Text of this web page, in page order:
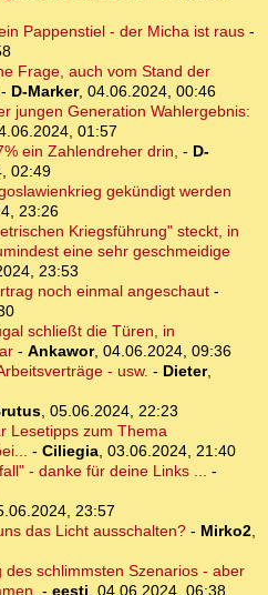
Pappenstiel - der Micha ist raus-
Frage, auch vom Stand der
- D-Marker, 04.06.2024, 00:46
jungen Generation Wahlergebnis:
01:57
ein Zahlendreher drin, - D-
02:49
gekündigt werden
23:26
Kriegsführung" steckt, in
eine sehr geschmeidige
23:53
noch einmal angeschaut-
schließt die Türen, in
- Ankawor, 04.06.2024, 09:36
- usw. - Dieter,
, 05.06.2024, 22:23
Lesetipps zum Thema
- Ciliegia, 03.06.2024, 21:40
- danke für deine Links ... -
23:57
das Licht ausschalten?- Mirko2,
schlimmsten Szenarios - aber
- eesti, 04.06.2024, 06:38